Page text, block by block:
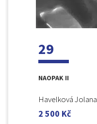
29
NAOPAK II
Havelková Jolana
2 500 Kč